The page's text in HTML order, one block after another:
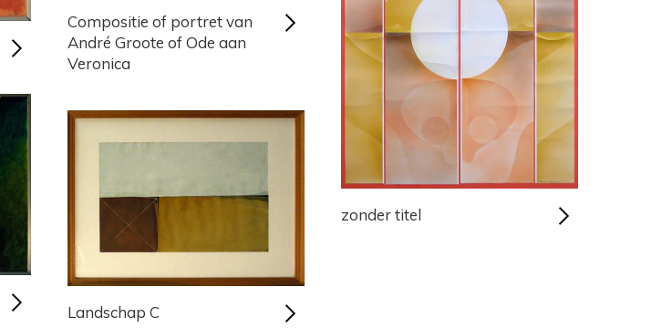
Compositie of portret van
André Groote of Ode aan
Veronica
Landschap C
zonder titel